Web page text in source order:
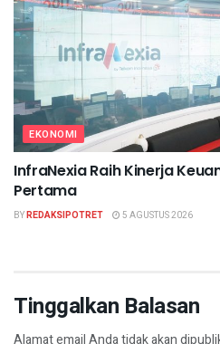
EKONOMI
InfraNexia Raih Kinerja
Pertama
BYREDAKSIPOTRET 5 AGUSTUS 2026
Tinggalkan Balasan
Alamat email Anda tidak akan